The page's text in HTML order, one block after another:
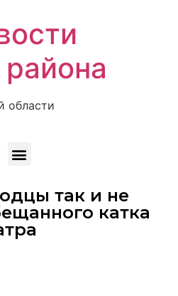
области
так и не
катка